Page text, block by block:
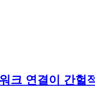
크 연결이 간헐